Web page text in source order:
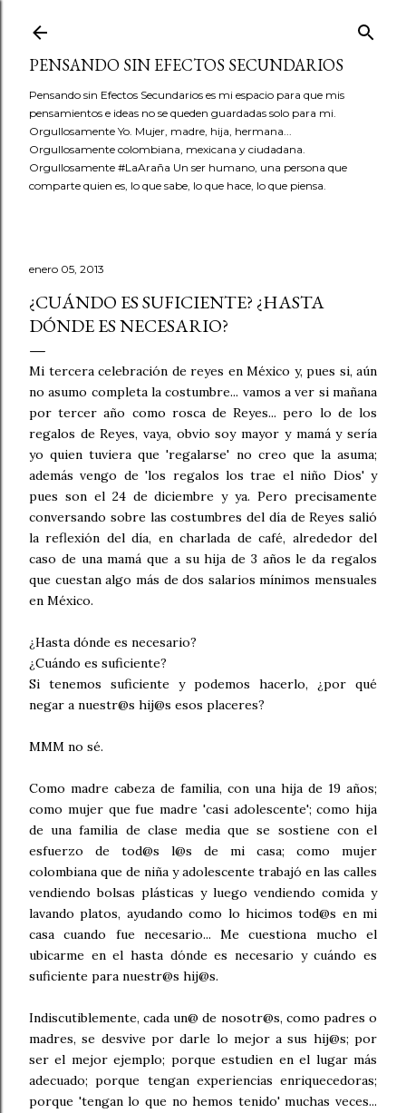
PENSANDO SIN EFECTOS SECUNDARIOS
Pensando sin Efectos Secundarios es mi espacio para que mis
pensamientos e ideas no se queden guardadas solo para mi.
Orgullosamente Yo. Mujer, madre, hija, hermana...
Orgullosamente colombiana, mexicana y ciudadana.
Orgullosamente #LaAraña Un ser humano, una persona que
comparte quien es, lo que sabe, lo que hace, lo que piensa.
enero 05, 2013
¿CUÁNDO ES SUFICIENTE? ¿HASTA
DÓNDE ES NECESARIO?
Mi tercera celebración de reyes en México y, pues si, aún
no asumo completa la costumbre... vamos a ver si mañana
por tercer año como rosca de Reyes... pero lo de los
regalos de Reyes, vaya, obvio soy mayor y mamá y sería
yo quien tuviera que 'regalarse' no creo que la asuma;
además vengo de 'los regalos los trae el niño Dios' y
pues son el 24 de diciembre y ya. Pero precisamente
conversando sobre las costumbres del día de Reyes salió
la reflexión del día, en charlada de café, alrededor del
caso de una mamá que a su hija de 3 años le da regalos
que cuestan algo más de dos salarios mínimos mensuales
en México.
¿Hasta dónde es necesario?
¿Cuándo es suficiente?
Si tenemos suficiente y podemos hacerlo, ¿por qué
negar a nuestr@s hij@s esos placeres?
MMM no sé.
Como madre cabeza de familia, con una hija de 19 años;
como mujer que fue madre 'casi adolescente'; como hija
de una familia de clase media que se sostiene con el
esfuerzo de tod@s l@s de mi casa; como mujer
colombiana que de niña y adolescente trabajó en las calles
vendiendo bolsas plásticas y luego vendiendo comida y
lavando platos, ayudando como lo hicimos tod@s en mi
casa cuando fue necesario... Me cuestiona mucho el
ubicarme en el hasta dónde es necesario y cuándo es
suficiente para nuestr@s hij@s.
Indiscutiblemente, cada un@ de nosotr@s, como padres o
madres, se desvive por darle lo mejor a sus hij@s; por
ser el mejor ejemplo; porque estudien en el lugar más
adecuado; porque tengan experiencias enriquecedoras;
porque 'tengan lo que no hemos tenido' muchas veces...